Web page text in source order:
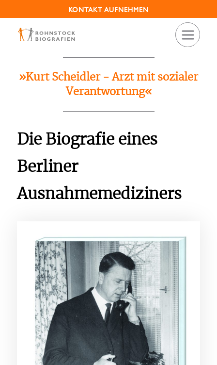
KONTAKT AUFNEHMEN
VERÖFFENTLICHUNGEN
»Kurt Scheidler - Arzt mit sozialer
Verantwortung«
Die Biografie eines
Berliner
Ausnahmemediziners